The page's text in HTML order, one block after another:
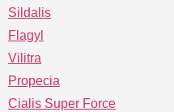
Sildalis
Flagyl
Vilitra
Propecia
Cialis Super Force